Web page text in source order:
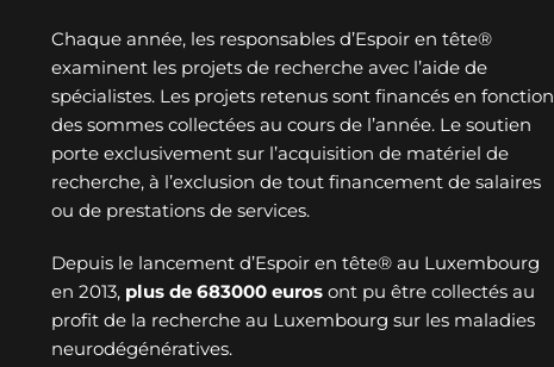
Chaque année, les responsables d’Espoir en tête®
examinent les projets de recherche avec l’aide de
spécialistes. Les projets retenus sont financés en fonction
des sommes collectées au cours de l’année. Le soutien
porte exclusivement sur l’acquisition de matériel de
recherche, à l’exclusion de tout financement de salaires
ou de prestations de services.
Depuis le lancement d’Espoir en tête® au Luxembourg
en 2013, plus de 683000 euros ont pu être collectés au
profit de la recherche au Luxembourg sur les maladies
neurodégénératives.